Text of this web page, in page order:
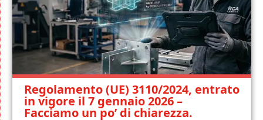
Regolamento (UE) 3110/2024, entrato
in vigore il 7 gennaio 2026 –
Facciamo un po’ di chiarezza.